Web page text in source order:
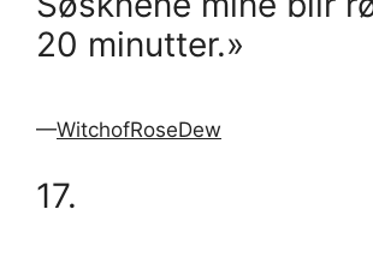
20 minutter.»
—WitchofRoseDew
17.